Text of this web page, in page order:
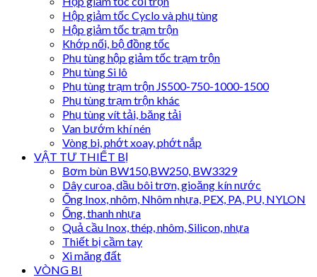
Hộp giảm tốc Cyclo và phụ tùng
Hộp giảm tốc trạm trộn
Khớp nối, bộ đồng tốc
Phụ tùng hộp giảm tốc trạm trộn
Phụ tùng Si lô
Phụ tùng trạm trộn JS500-750-1000-1500
Phụ tùng trạm trộn khác
Phụ tùng vít tải, băng tải
Van bướm khí nén
Vòng bi, phớt xoay, phớt nắp
VẬT TƯ THIẾT BỊ
Bơm bùn BW150,BW250, BW3329
Dây curoa, dầu bôi trơn, gioăng kín nước
Ống Inox, nhôm, Nhôm nhựa, PEX, PA, PU, NYLON
Ống, thanh nhựa
Quả cầu Inox, thép, nhôm, Silicon, nhựa
Thiết bị cầm tay
Xi măng đất
VÒNG BI